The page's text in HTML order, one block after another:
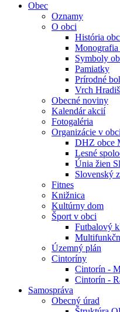
Obec
Oznamy
O obci
História
Monografia
Symboly
Pamiatky
Prírodné
Vrch
Obecné noviny
Kalendár akcií
Fotogaléria
Organizácie v obci
DHZ obce
Lesné
Únia žien
Slovenský
Fitnes
Knižnica
Kultúrny dom
Šport v obci
Futbalový
Územný plán
Cintoríny
Cintorín -
Cintorín -
Samospráva
Obecný úrad